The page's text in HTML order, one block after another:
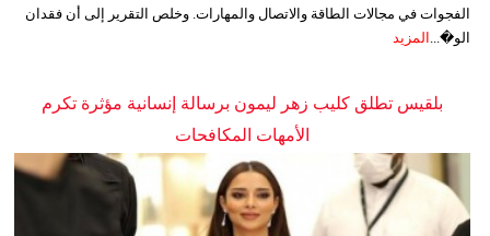
الفجوات في مجالات الطاقة والاتصال والمهارات. وخلص التقرير إلى أن فقدان
الو�... المزيد
بلقيس تطلق كليب زهر ليمون برسالة إنسانية مؤثرة تكرم
الأمهات المكافحات